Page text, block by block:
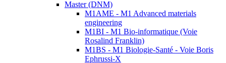
Master (DNM)
M1AME - M1 Advanced materials
engineering
M1BI - M1 Bio-informatique (Voie
Rosalind Franklin)
M1BS - M1 Biologie-Santé - Voie Boris
Ephrussi-X